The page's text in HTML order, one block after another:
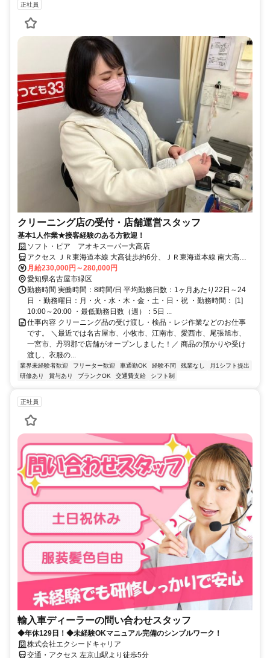
正社員
クリーニング店の受付・店舗運営スタッフ
基本1人作業★接客経験のある方歓迎！
ソフト・ピア アオキスーパー大高店
アクセス ＪＲ東海道本線 大高徒歩約6分、ＪＲ東海道本線 南大高東
口徒歩約17分、名鉄名古屋本線 鳴海西出口徒歩約26分 JR大高駅より
徒歩6分
月給230,000円～280,000円
愛知県名古屋市緑区
勤務時間 実働時間：8時間/日 平均勤務日数：1ヶ月あたり22日～24
日 ・勤務曜日：月・火・水・木・金・土・日・祝 ・勤務時間： [1]
10:00～20:00 ・最低勤務日数（週）：5日 ...
仕事内容 クリーニング品の受け渡し・検品・レジ作業などのお仕事
です。 ＼最近では名古屋市、小牧市、江南市、愛西市、尾張旭市、
一宮市、丹羽郡で店舗がオープンしました！／ 商品の預かりや受け
渡し、衣服の...
業界未経験者歓迎 フリーター歓迎 車通勤OK 経験不問 残業なし
月1シフト提出
研修あり
賞与あり ブランクOK 交通費支給 シフト制
正社員
輸入車ディーラーの問い合わせスタッフ
◆年休129日！◆未経験OKマニュアル完備のシンプルワーク！
株式会社エクシードキャリア
交通・アクセス 左京山駅より徒歩5分